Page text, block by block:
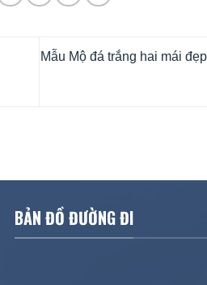
Mẫu Mộ đá trắng hai mái
BẢN ĐỒ ĐƯỜNG ĐI